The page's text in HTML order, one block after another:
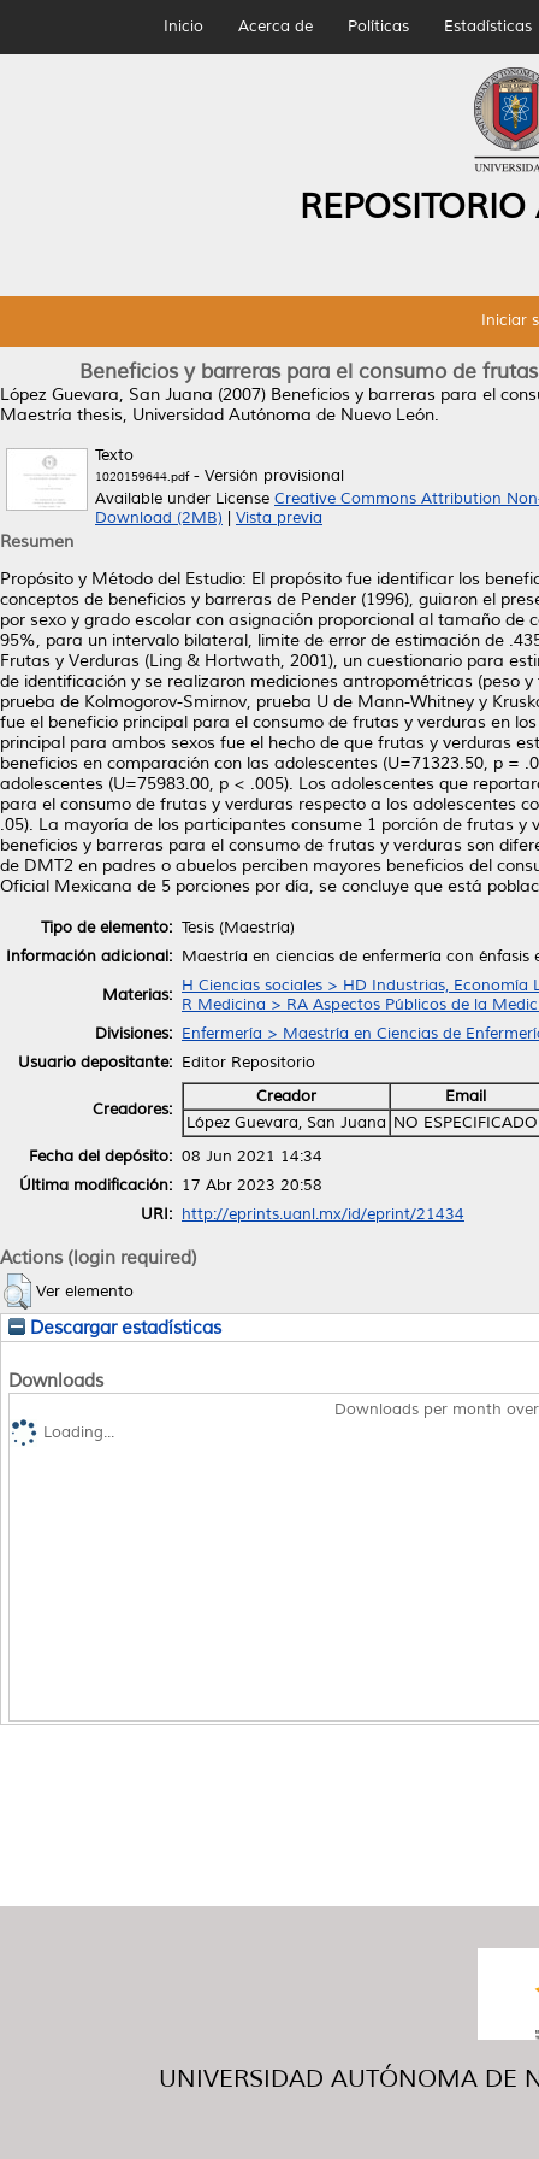
Inicio Acerca de Políticas Estadísticas
Iniciar
Beneficios y barreras para el consumo de
López Guevara, San Juana (2007) Beneficios y barreras para el
Maestría thesis, Universidad Autónoma de Nuevo León.
Texto
1020159644.pdf- Versión provisional
Available under License Creative Commons Attribution
Download (2MB)
Vista previa
Resumen
Propósito y Método del Estudio: El propósito fue identificar los
conceptos de beneficios y barreras de Pender (1996), guiaron el
por sexo y grado escolar con asignación proporcional al tamaño
95%, para un intervalo bilateral, limite de error de estimación de
Frutas y Verduras (Ling & Hortwath, 2001), un cuestionario para
de identificación y se realizaron mediciones antropométricas (peso
prueba de Kolmogorov-Smirnov, prueba U de Mann-Whitney y
fue el beneficio principal para el consumo de frutas y verduras en
principal para ambos sexos fue el hecho de que frutas y verduras
beneficios en comparación con las adolescentes (U=71323.50, p =
adolescentes (U=75983.00, p < .005). Los adolescentes que
para el consumo de frutas y verduras respecto a los adolescentes
.05). La mayoría de los participantes consume 1 porción de frutas
beneficios y barreras para el consumo de frutas y verduras son
de DMT2 en padres o abuelos perciben mayores beneficios del
Oficial Mexicana de 5 porciones por día, se concluye que está
Tipo de elemento: Tesis (Maestría)
Información adicional: Maestría en ciencias de enfermería con
Materias: H Ciencias sociales > HD Industrias, Economía
R Medicina > RA Aspectos Públicos de la
Divisiones: Enfermería > Maestría en Ciencias de
Usuario depositante: Editor Repositorio
Creadores:
Creador
Email
López Guevara, San Juana NO ESPECIFICADO
Fecha del depósito: 08 Jun 2021 14:34
Última modificación: 17 Abr 2023 20:58
URI: http://eprints.uanl.mx/id/eprint/21434
Actions (login required)
Ver elemento
Descargar estadísticas
Downloads
Downloads per month
Loading...
UNIVERSIDAD AUTÓNOMA DE